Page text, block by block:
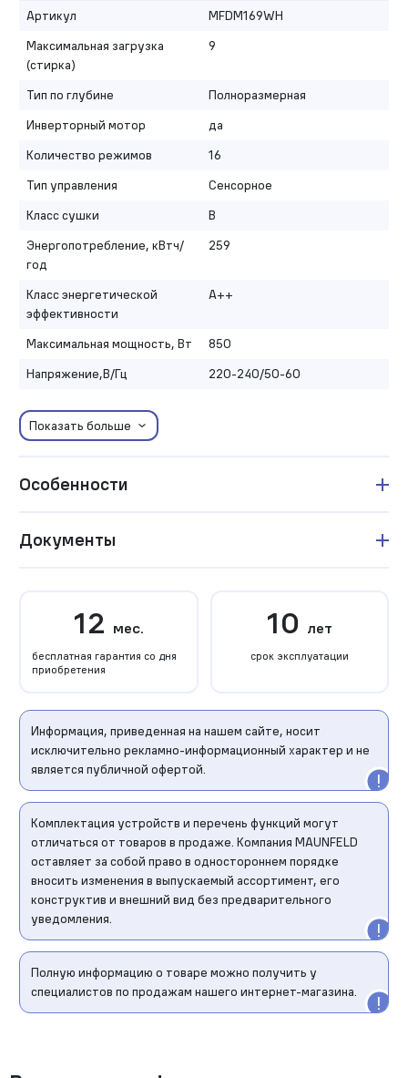
Артикул
MFDM169WH
Максимальная загрузка
(стирка)
9
Тип по глубине
Полноразмерная
Инверторный мотор
да
Количество режимов
16
Тип управления
Сенсорное
Класс сушки
B
Энергопотребление, кВтч/
год
259
Класс энергетической
эффективности
A++
Максимальная мощность, Вт
850
Напряжение,В/Гц
220-240/50-60
Показать больше
Особенности
Документы
12 мес.
бесплатная гарантия со дня
приобретения
10 лет
срок эксплуатации
Информация, приведенная на нашем сайте, носит
исключительно рекламно-информационный характер и не
является публичной офертой.
Комплектация устройств и перечень функций могут
отличаться от товаров в продаже. Компания MAUNFELD
оставляет за собой право в одностороннем порядке
вносить изменения в выпускаемый ассортимент, его
конструктив и внешний вид без предварительного
уведомления.
Полную информацию о товаре можно получить у
специалистов по продажам нашего интернет-магазина.